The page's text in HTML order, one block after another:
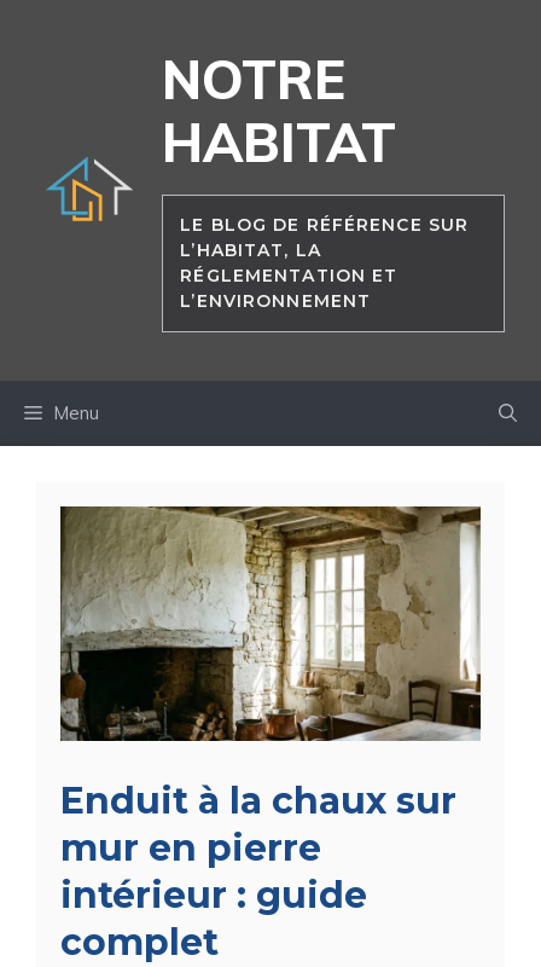
NOTRE
HABITAT
LE BLOG DE RÉFÉRENCE SUR
L’HABITAT, LA
RÉGLEMENTATION ET
L’ENVIRONNEMENT
Menu
Enduit à la chaux sur
mur en pierre
intérieur : guide
complet